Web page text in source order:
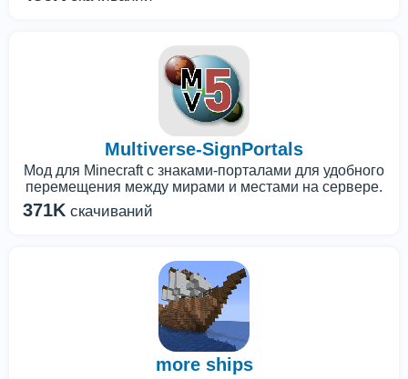
Multiverse-SignPortals
Мод для Minecraft с знаками-порталами для удобного
перемещения между мирами и местами на сервере.
371K скачиваний
more ships